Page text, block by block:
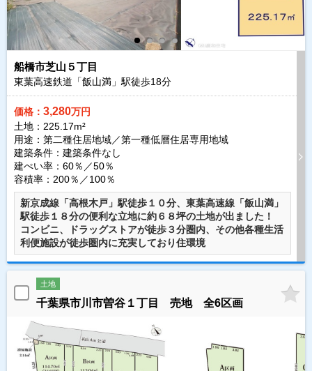
船橋市芝山５丁目
東葉高速鉄道「飯山満」駅徒歩18分
価格： 3,280万円
土地：225.17m²
用途：第二種住居地域／第一種低層住居専用地域
建築条件： 建築条件なし
建ぺい率：60％／50％
容積率：200％／100％
新京成線「高根木戸」駅徒歩１０分、東葉高速線「飯山満」
駅徒歩１８分の便利な立地に約６８坪の土地が出ました！
コンビニ、ドラッグストアが徒歩３分圏内、その他各種生活
利便施設が徒歩圏内に充実しており住環境
土地
千葉県市川市曽谷１丁目 売地 全6区画